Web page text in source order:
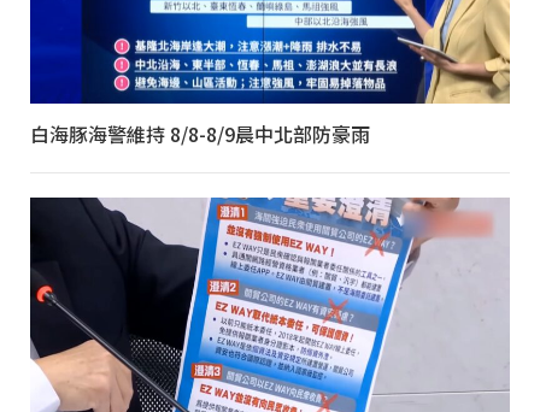
白海豚海警維持 8/8-8/9晨中北部防豪雨